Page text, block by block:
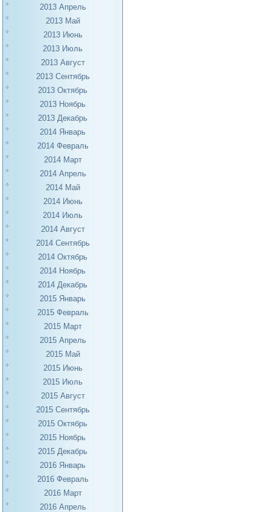
2013 Апрель
2013 Май
2013 Июнь
2013 Июль
2013 Август
2013 Сентябрь
2013 Октябрь
2013 Ноябрь
2013 Декабрь
2014 Январь
2014 Февраль
2014 Март
2014 Апрель
2014 Май
2014 Июнь
2014 Июль
2014 Август
2014 Сентябрь
2014 Октябрь
2014 Ноябрь
2014 Декабрь
2015 Январь
2015 Февраль
2015 Март
2015 Апрель
2015 Май
2015 Июнь
2015 Июль
2015 Август
2015 Сентябрь
2015 Октябрь
2015 Ноябрь
2015 Декабрь
2016 Январь
2016 Февраль
2016 Март
2016 Апрель